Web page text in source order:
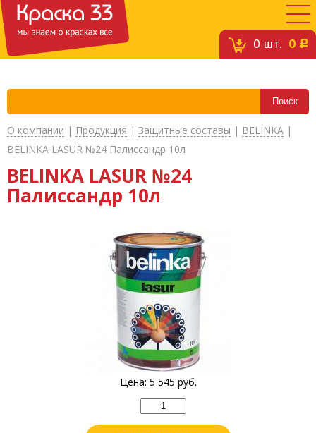
0 шт. 0 c
О компании | Продукция | Защитные составы | BELINKA |
BELINKA LASUR №24 Палиссандр 10л
BELINKA LASUR №24
Палиссандр 10л
Цена: 5 545 руб.